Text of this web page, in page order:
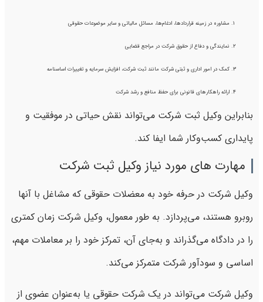
مشاوره در زمینه قراردادها، ادغام‌ها، مسائل مالیاتی و سایر موضوعات حقوقی
نمایندگی و دفاع از حقوق شرکت در مراجع قضایی
کمک در امور اداری و ثبتی شرکت مانند ثبت شرکت، افزایش سرمایه و تغییرات اساسنامه
ارائه راهکارهای قانونی برای حفظ منافع و رشد شرکت
بنابراین وکیل ثبت شرکت می‌تواند نقش حیاتی در موفقیت و
پایداری کسب‌وکار شما ایفا کند.
مهارت‌ های مورد نیاز وکیل‌ ثبت شرکت
وکیل شرکت در حرفه خود به معضلات حقوقی که مشاغل با آنها
روبرو هستند، می‌پردازد. به طور معمول، وکیل شرکت زمان کمتری
را در دادگاه می‌گذراند و به‌جای آن، تمرکز خود را بر معاملات مهم،
اساسی و سودآور شرکت متمرکز می‌کند.
وکیل شرکت می‌تواند در یک شرکت حقوقی یا به‌عنوان عضوی از